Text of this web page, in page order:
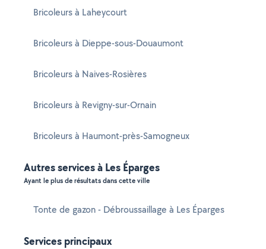
Bricoleurs à Laheycourt
Bricoleurs à Dieppe-sous-Douaumont
Bricoleurs à Naives-Rosières
Bricoleurs à Revigny-sur-Ornain
Bricoleurs à Haumont-près-Samogneux
Autres services à Les Éparges
Ayant le plus de résultats dans cette ville
Tonte de gazon - Débroussaillage à Les Éparges
Services principaux